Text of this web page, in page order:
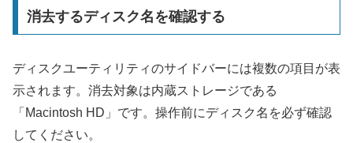
消去するディスク名を確認する
ディスクユーティリティのサイドバーには複数の項目が表
示されます。消去対象は内蔵ストレージである
「Macintosh HD」です。操作前にディスク名を必ず確認
してください。